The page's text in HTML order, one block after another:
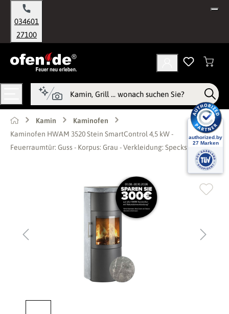
springen
034601
27100
Kamin
Kaminofen
Kaminofen HWAM 3520 Stein SmartControl 4,5 kW -
Feuerraumtür: Guss - Korpus: Grau - Verkleidung: Speckstein